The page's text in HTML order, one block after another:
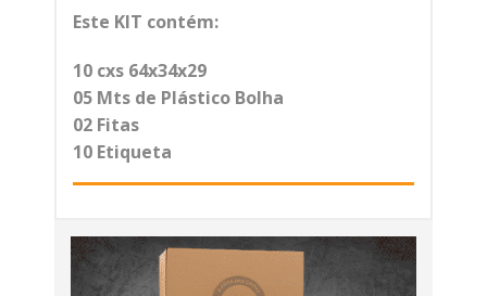
Este KIT contém:
10 cxs 64x34x29
05 Mts de Plástico Bolha
02 Fitas
10 Etiqueta